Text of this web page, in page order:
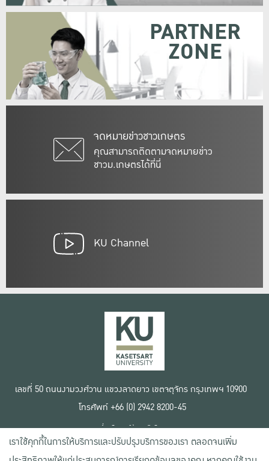
จดหมายข่าวชาวเกษตร
คุณสามารถติดตามจดหมายข่าว
ชาวม.เกษตรได้ที่นี่
PARTNER
ZONE
KU Channel
เลขที่ 50 ถนนงามวงศ์วาน แขวงลาดยาว เขตจตุจักร กรุงเทพฯ 10900
โทรศัพท์ +66 (0) 2942 8200-45
เงื่อนไขการใช้งานเว็บไซต์
ข้อตกลงด้านสิทธิ์ใช้งาน
นโยบายความเป็นส่วนตัว
เราใช้คุกกี้ในการให้บริการและปรับปรุงบริการของเรา ตลอดจนเพิ่ม